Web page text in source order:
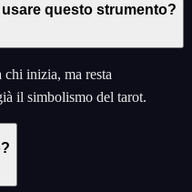
questo strumento?
chi inizia, ma resta
il simbolismo del tarot.